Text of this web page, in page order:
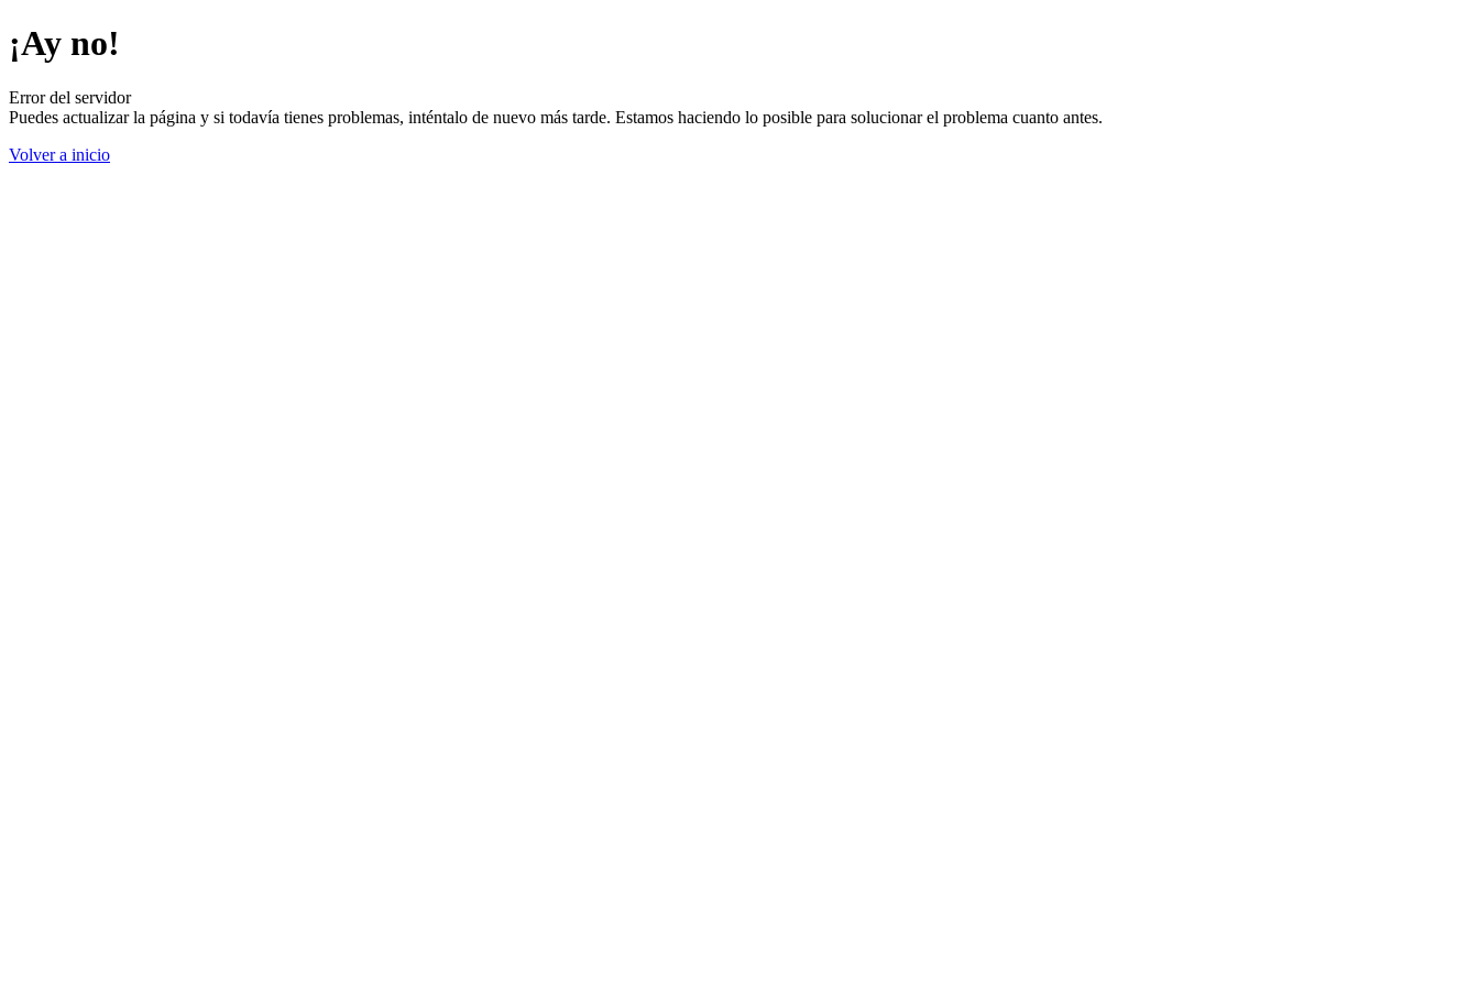
¡Ay no!
Error del servidor
Puedes actualizar la página y si todavía tienes problemas, inténtalo de nuevo más tarde. Estamos haciendo lo posible para solucionar el problema cuanto antes.
Volver a inicio